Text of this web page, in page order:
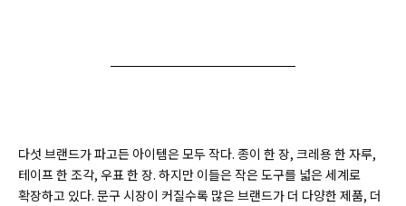
다섯 브랜드가파고든 아이템은 모두 작다. 종이 한 장, 크레용 한 자루,
테이프 한 조각, 우표 한 장. 하지만 이들은 작은 도구를 넓은 세계로
확장하고 있다. 문구 시장이 커질수록 많은 브랜드가 더 다양한 제품, 더